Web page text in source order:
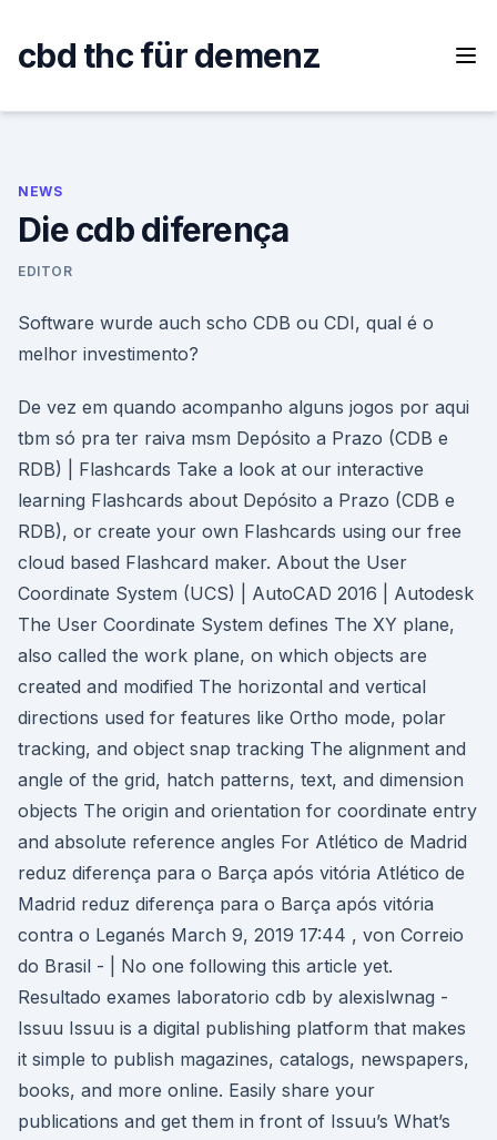
content
cbd thc für demenz
NEWS
Die cdb diferença
EDITOR
Software wurde auch scho CDB ou CDI, qual é o
melhor investimento?
De vez em quando acompanho alguns jogos por aqui
tbm só pra ter raiva msm Depósito a Prazo (CDB e
RDB) | Flashcards Take a look at our interactive
learning Flashcards about Depósito a Prazo (CDB e
RDB), or create your own Flashcards using our free
cloud based Flashcard maker. About the User
Coordinate System (UCS) | AutoCAD 2016 | Autodesk
The User Coordinate System defines The XY plane,
also called the work plane, on which objects are
created and modified The horizontal and vertical
directions used for features like Ortho mode, polar
tracking, and object snap tracking The alignment and
angle of the grid, hatch patterns, text, and dimension
objects The origin and orientation for coordinate entry
and absolute reference angles For Atlético de Madrid
reduz diferença para o Barça após vitória Atlético de
Madrid reduz diferença para o Barça após vitória
contra o Leganés March 9, 2019 17:44 , von Correio
do Brasil - | No one following this article yet.
Resultado exames laboratorio cdb by alexislwnag -
Issuu Issuu is a digital publishing platform that makes
it simple to publish magazines, catalogs, newspapers,
books, and more online. Easily share your
publications and get them in front of Issuu’s What’s